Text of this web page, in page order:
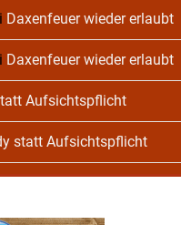
Daxenfeuer wieder erlaubt
Daxenfeuer wieder erlaubt
Aufsichtspflicht
statt Aufsichtspflicht